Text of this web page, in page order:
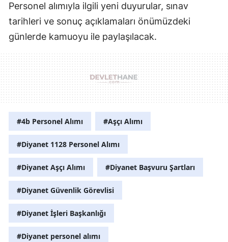
Personel alımıyla ilgili yeni duyurular, sınav
tarihleri ve sonuç açıklamaları önümüzdeki
günlerde kamuoyu ile paylaşılacak.
#4b Personel Alımı #Aşçı Alımı
#Diyanet 1128 Personel Alımı
#Diyanet Aşçı Alımı #Diyanet Başvuru Şartları
#Diyanet Güvenlik Görevlisi
#Diyanet İşleri Başkanlığı
#Diyanet personel alımı